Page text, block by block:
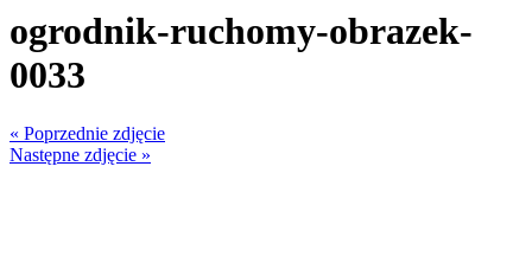
ogrodnik-ruchomy-obrazek-
0033
« Poprzednie zdjęcie
Następne zdjęcie »